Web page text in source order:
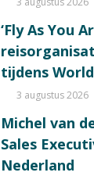
‘Fly As You
tijdens
3 augustus 2026
Michel van
Sales
Nederland